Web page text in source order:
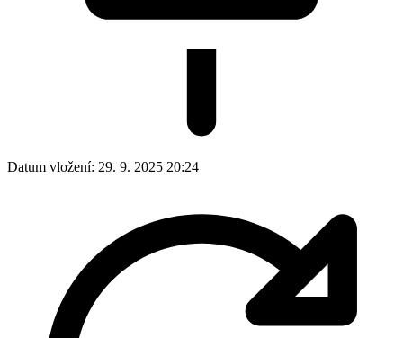
Datum vložení: 29. 9. 2025 20:24